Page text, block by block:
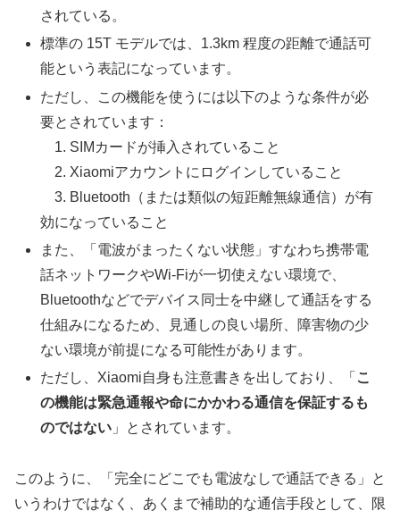
されている。
標準の 15T モデルでは、1.3km 程度の距離で通話可
能という表記になっています。
ただし、この機能を使うには以下のような条件が必
要とされています：
1. SIMカードが挿入されていること
2. Xiaomiアカウントにログインしていること
3. Bluetooth（または類似の短距離無線通信）が有
効になっていること
また、「電波がまったくない状態」すなわち携帯電
話ネットワークやWi-Fiが一切使えない環境で、
Bluetoothなどでデバイス同士を中継して通話をする
仕組みになるため、見通しの良い場所、障害物の少
ない環境が前提になる可能性があります。
ただし、Xiaomi自身も注意書きを出しており、「 こ
の機能は緊急通報や命にかかわる通信を保証するも
のではない 」とされています。
このように、「完全にどこでも電波なしで通話できる」と
いうわけではなく、あくまで補助的な通信手段として、限